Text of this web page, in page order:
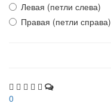
Левая (петли слева)
Правая (петли справа)
0